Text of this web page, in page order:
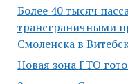
Более 40 тысяч
трансграничными
Смоленска в
Новая зона ГТО